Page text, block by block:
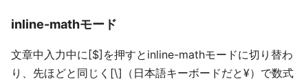
inline-mathモード
文章中入力中に[$]を押すとinline-mathモードに切り替わ
り、先ほどと同じく[\]（日本語キーボードだと¥）で数式